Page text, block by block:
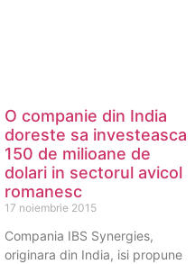
O companie din India
doreste sa investeasca
150 de milioane de
dolari in sectorul avicol
romanesc
17 noiembrie 2015
Compania IBS Synergies,
originara din India, isi propune